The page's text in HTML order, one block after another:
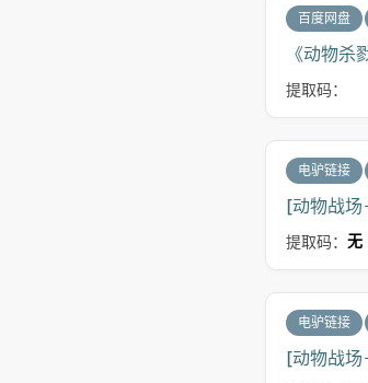
百度网盘
《动物杀
提取码：
电驴链接
[动物战
提取码： 无
电驴链接
[动物战